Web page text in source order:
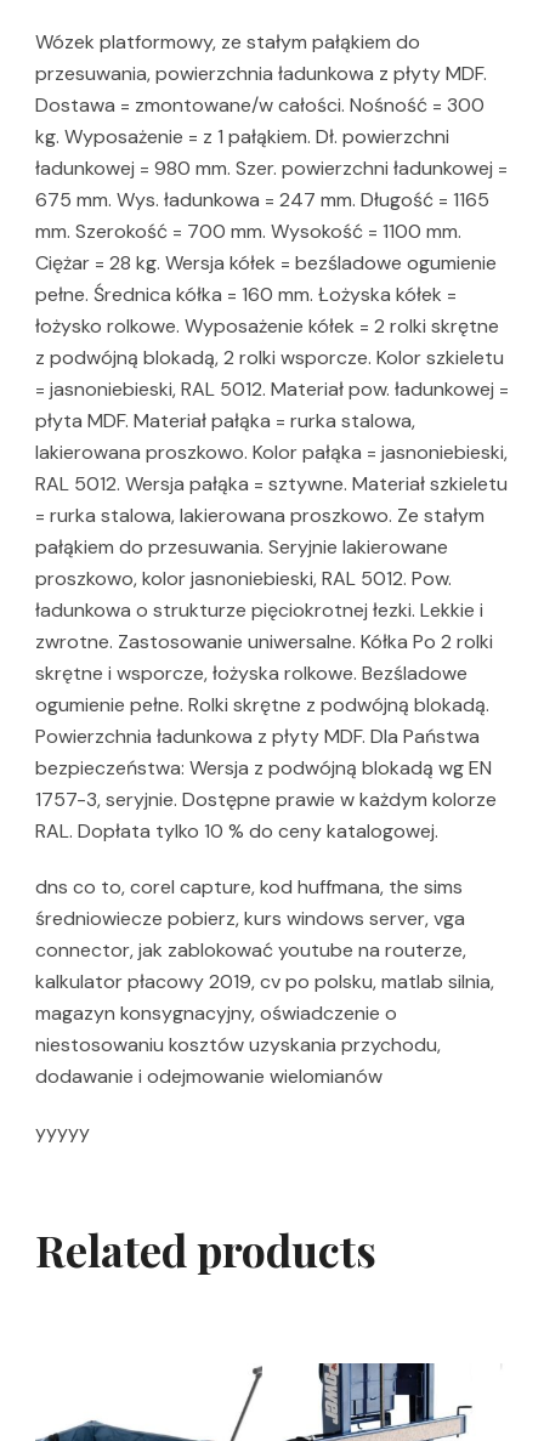
Wózek platformowy, ze stałym pałąkiem do
przesuwania, powierzchnia ładunkowa z płyty MDF.
Dostawa = zmontowane/w całości. Nośność = 300
kg. Wyposażenie = z 1 pałąkiem. Dł. powierzchni
ładunkowej = 980 mm. Szer. powierzchni ładunkowej =
675 mm. Wys. ładunkowa = 247 mm. Długość = 1165
mm. Szerokość = 700 mm. Wysokość = 1100 mm.
Ciężar = 28 kg. Wersja kółek = bezśladowe ogumienie
pełne. Średnica kółka = 160 mm. Łożyska kółek =
łożysko rolkowe. Wyposażenie kółek = 2 rolki skrętne
z podwójną blokadą, 2 rolki wsporcze. Kolor szkieletu
= jasnoniebieski, RAL 5012. Materiał pow. ładunkowej =
płyta MDF. Materiał pałąka = rurka stalowa,
lakierowana proszkowo. Kolor pałąka = jasnoniebieski,
RAL 5012. Wersja pałąka = sztywne. Materiał szkieletu
= rurka stalowa, lakierowana proszkowo. Ze stałym
pałąkiem do przesuwania. Seryjnie lakierowane
proszkowo, kolor jasnoniebieski, RAL 5012. Pow.
ładunkowa o strukturze pięciokrotnej łezki. Lekkie i
zwrotne. Zastosowanie uniwersalne. Kółka Po 2 rolki
skrętne i wsporcze, łożyska rolkowe. Bezśladowe
ogumienie pełne. Rolki skrętne z podwójną blokadą.
Powierzchnia ładunkowa z płyty MDF. Dla Państwa
bezpieczeństwa: Wersja z podwójną blokadą wg EN
1757-3, seryjnie. Dostępne prawie w każdym kolorze
RAL. Dopłata tylko 10 % do ceny katalogowej.
dns co to, corel capture, kod huffmana, the sims
średniowiecze pobierz, kurs windows server, vga
connector, jak zablokować youtube na routerze,
kalkulator płacowy 2019, cv po polsku, matlab silnia,
magazyn konsygnacyjny, oświadczenie o
niestosowaniu kosztów uzyskania przychodu,
dodawanie i odejmowanie wielomianów
yyyyy
Related products